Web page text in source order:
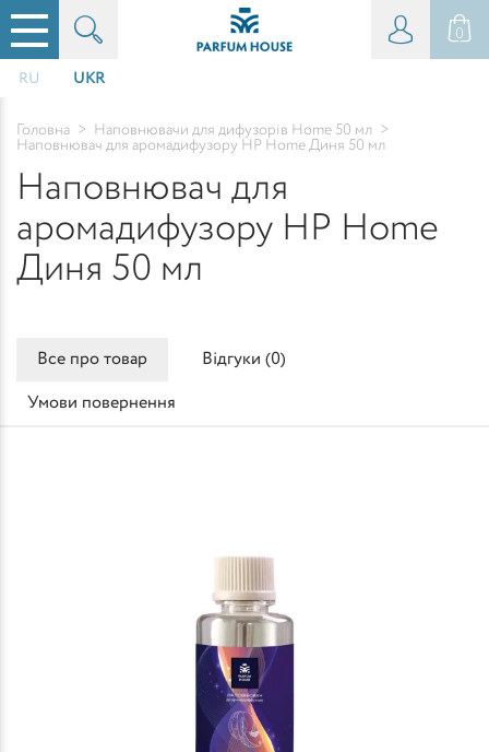
0
RU UKR
Головна > Наповнювачи для дифузорів Home 50 мл
>
Наповнювач для аромадифузору HP Home Диня 50 мл
Наповнювач для
аромадифузору HP Home
Диня 50 мл
Все про товар Відгуки (0)
Умови повернення